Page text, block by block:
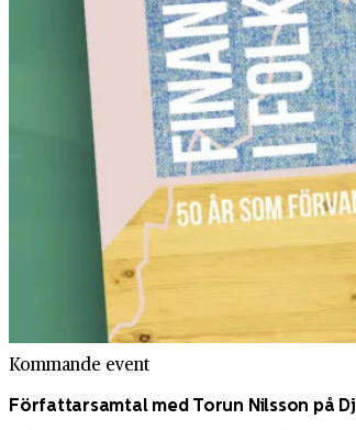
Kommande event
Författarsamtal med Torun Nilsson på